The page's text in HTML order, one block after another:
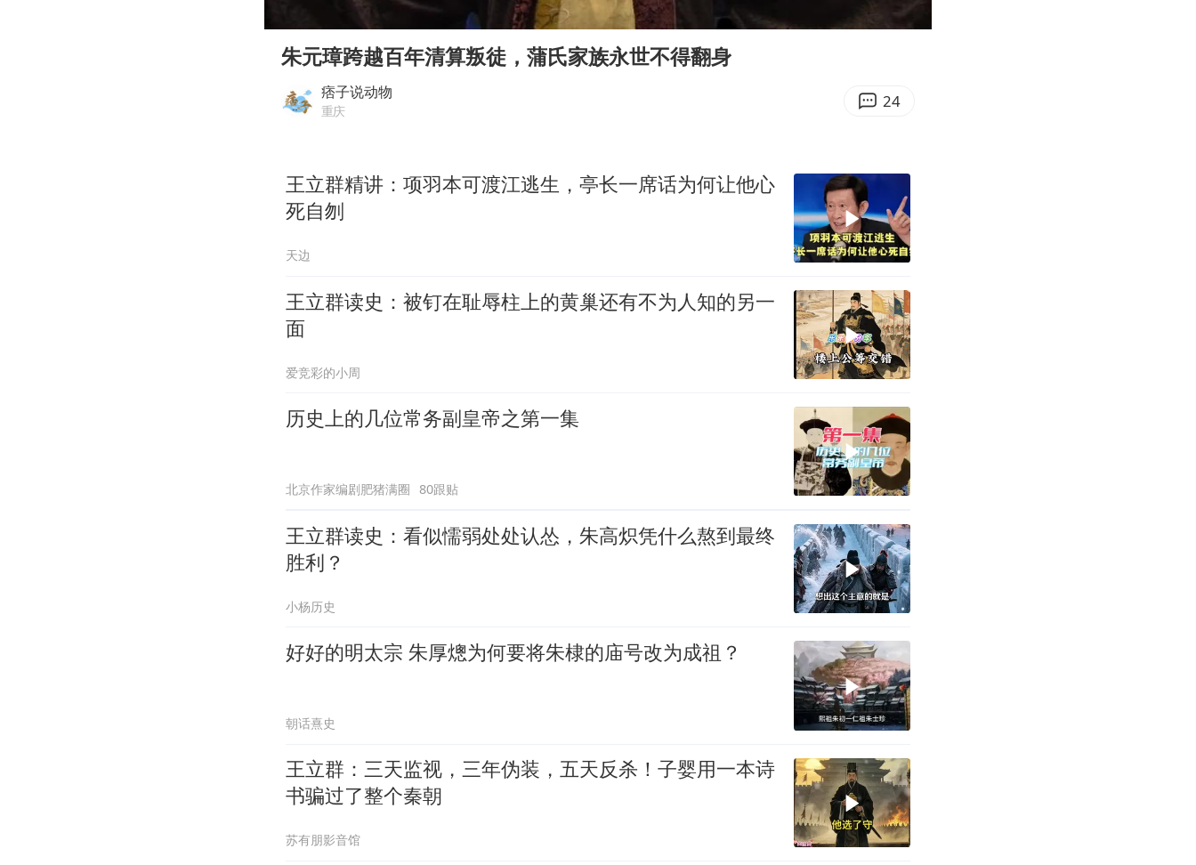
女子利用漏洞0元薅走3000多件家电
宇树科技 打新
把党建设得更加坚强有力
朱元璋跨越百年清算叛徒，蒲氏家族永世不得翻身
痞子说动物
重庆 24
王立群精讲：项羽本可渡江逃生，亭长一席话为何让他心
死自刎
天边
王立群读史：被钉在耻辱柱上的黄巢还有不为人知的另一
面
爱竞彩的小周
历史上的几位常务副皇帝之第一集
北京作家编剧肥猪满圈 80跟贴
王立群读史：看似懦弱处处认怂，朱高炽凭什么熬到最终
胜利？
小杨历史
好好的明太宗 朱厚熜为何要将朱棣的庙号改为成祖？
朝话熹史
王立群：三天监视，三年伪装，五天反杀！子婴用一本诗
书骗过了整个秦朝
苏有朋影音馆